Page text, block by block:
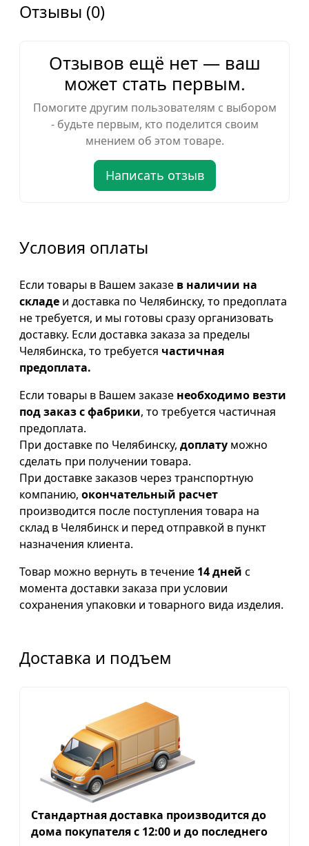
Отзывы (0)
Отзывов ещё нет — ваш
может стать первым.
Помогите другим пользователям с выбором
- будьте первым, кто поделится своим
мнением об этом товаре.
Написать отзыв
Условия оплаты
Если товары в Вашем заказе в наличии на
складе и доставка по Челябинску, то предоплата
не требуется, и мы готовы сразу организовать
доставку. Если доставка заказа за пределы
Челябинска, то требуется частичная
предоплата.
Если товары в Вашем заказе необходимо везти
под заказ с фабрики, то требуется частичная
предоплата.
При доставке по Челябинску, доплату можно
сделать при получении товара.
При доставке заказов через транспортную
компанию, окончательный расчет
производится после поступления товара на
склад в Челябинск и перед отправкой в пункт
назначения клиента.
Товар можно вернуть в течение 14 дней с
момента доставки заказа при условии
сохранения упаковки и товарного вида изделия.
Доставка и подъем
Стандартная доставка производится до
дома покупателя с 12:00 и до последнего